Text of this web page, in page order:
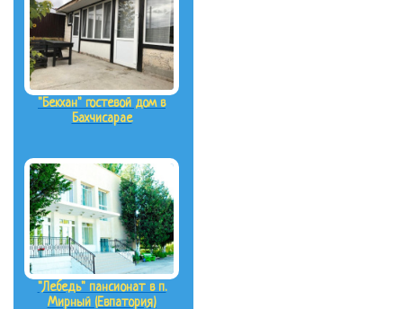
"Бекхан" гостевой дом в
Бахчисарае
"Лебедь" пансионат в п.
Мирный (Евпатория)